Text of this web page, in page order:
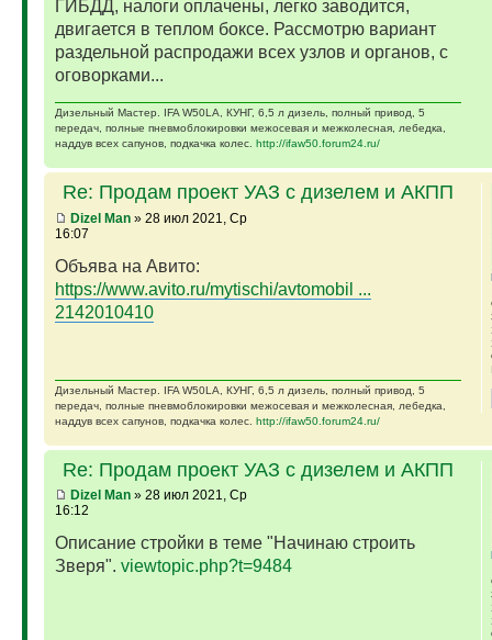
ГИБДД, налоги оплачены, легко заводится,
двигается в теплом боксе. Рассмотрю вариант
раздельной распродажи всех узлов и органов, с
оговорками...
Дизельный Мастер. IFA W50LA, КУНГ, 6,5 л дизель, полный привод, 5
передач, полные пневмоблокировки межосевая и межколесная, лебедка,
наддув всех сапунов, подкачка колес. http://ifaw50.forum24.ru/
Re: Продам проект УАЗ с дизелем и АКПП
Dizel Man» 28 июл 2021, Ср
16:07
Объява на Авито:
https://www.avito.ru/mytischi/avtomobil ...
2142010410
Дизельный Мастер. IFA W50LA, КУНГ, 6,5 л дизель, полный привод, 5
передач, полные пневмоблокировки межосевая и межколесная, лебедка,
наддув всех сапунов, подкачка колес. http://ifaw50.forum24.ru/
Re: Продам проект УАЗ с дизелем и АКПП
Dizel Man» 28 июл 2021, Ср
16:12
Описание стройки в теме "Начинаю строить
Зверя". viewtopic.php?t=9484